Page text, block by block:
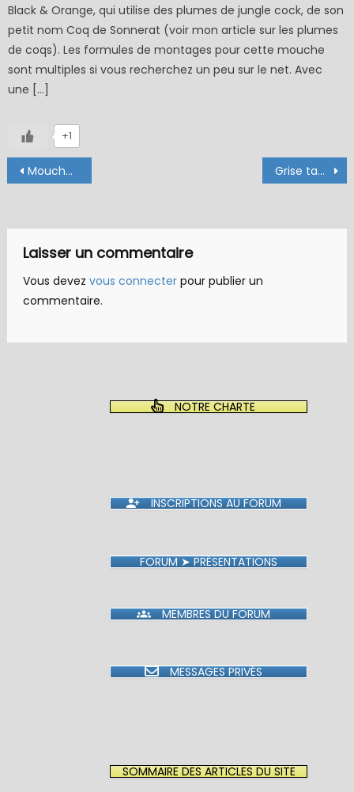
Black & Orange, qui utilise des plumes de jungle cock, de son
petit nom Coq de Sonnerat (voir mon article sur les plumes
de coqs). Les formules de montages pour cette mouche
sont multiples si vous recherchez un peu sur le net. Avec
une […]
+1
Navigation
de
Mouche de mai CDC corps détaché Grise tag rose
Laisser un commentaire
Vous devez vous connecterpour publier un
commentaire.
NOTRE CHARTE
INSCRIPTIONS AU FORUM
FORUM ➤ PRÉSENTATIONS
MEMBRES DU FORUM
MESSAGES PRIVÉS
SOMMAIRE DES ARTICLES DU SITE